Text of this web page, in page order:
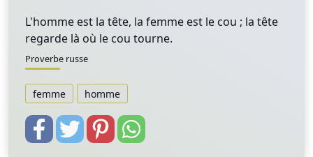
L'homme est la tête, la femme est le cou ; la tête
regarde là où le cou tourne.
Proverbe russe
femme homme